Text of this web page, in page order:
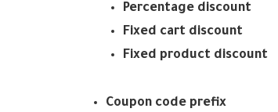
Percentage discount
Fixed cart discount
Fixed product discount
Coupon code prefix